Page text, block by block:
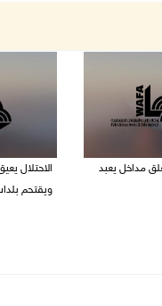
مداخل يعبد
الاحتلال
ويقتحم